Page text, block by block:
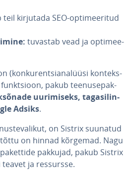
teil kirjutada SEO-op­ti­mee­ri­tud
tuvastab vead ja op­ti­mee­
(kon­ku­rent­si­ana­lüüsi kon­teks­
pakub tee­nu­se­pak­
uuri­miseks, ta­ga­si­lin­
Adsiks.
on Sistrix suunatud
on hinnad kõrgemad. Nagu
pakkujad, pakub Sistrix
ja ressursse.